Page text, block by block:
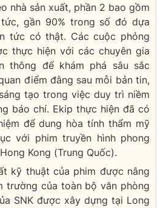
nhà sản xuất, phần 2 bao gồm
gần 90% trong số đó dựa
tức có thật. Các cuộc phỏng
thực hiện với các chuyên gia
thông để khám phá sâu sắc
điểm đằng sau mỗi bản tin,
tạo trong việc duy trì niềm
báo chí. Ekip thực hiện đã có
để dung hòa tính thẩm mỹ
với phim truyền hình phong
Kong (Trung Quốc).
kỹ thuật của phim được nâng
trường của toàn bộ văn phòng
SNK được xây dựng tại Long